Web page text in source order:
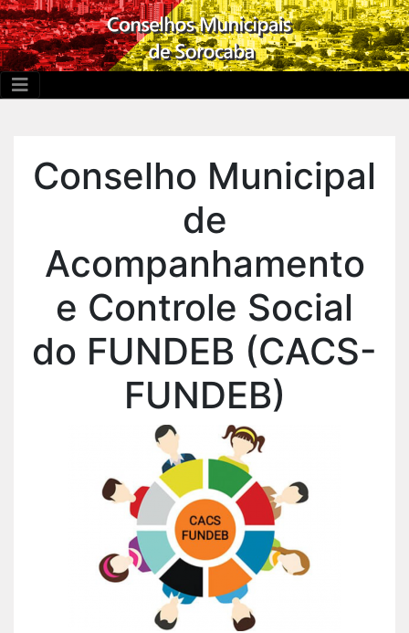
Conselho Municipal
de
Acompanhamento
e Controle Social
do FUNDEB (CACS-
FUNDEB)